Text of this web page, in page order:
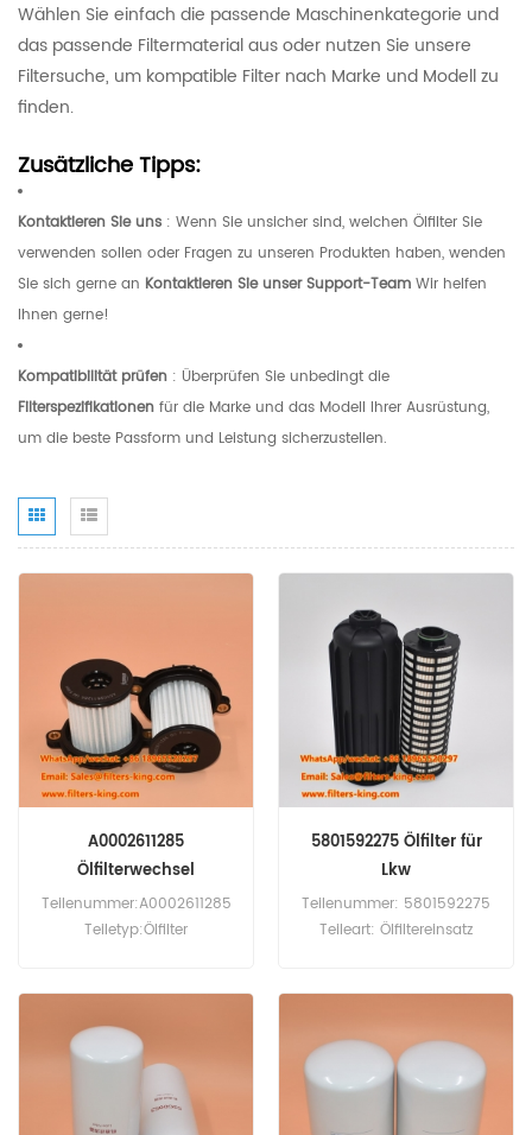
Wählen Sie einfach die passende Maschinenkategorie und
das passende Filtermaterial aus oder nutzen Sie unsere
Filtersuche, um kompatible Filter nach Marke und Modell zu
finden.
Zusätzliche Tipps:
Kontaktieren Sie uns : Wenn Sie unsicher sind, welchen Ölfilter Sie
verwenden sollen oder Fragen zu unseren Produkten haben, wenden
Sie sich gerne an Kontaktieren Sie unser Support-Team Wir helfen
Ihnen gerne!
Kompatibilität prüfen : Überprüfen Sie unbedingt die
Filterspezifikationen für die Marke und das Modell Ihrer Ausrüstung,
um die beste Passform und Leistung sicherzustellen.
A0002611285
Ölfilterwechsel
Teilenummer:A0002611285
Teiletyp:Ölfilter
5801592275 Ölfilter für
Lkw
Teilenummer: 5801592275
Teileart: Ölfiltereinsatz